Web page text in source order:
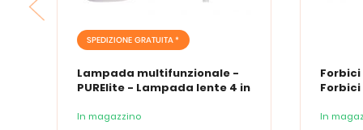
SPEDIZIONE GRATUITA *
Lampada multifunzionale -
PURElite - Lampada lente 4 in
In magazzino In